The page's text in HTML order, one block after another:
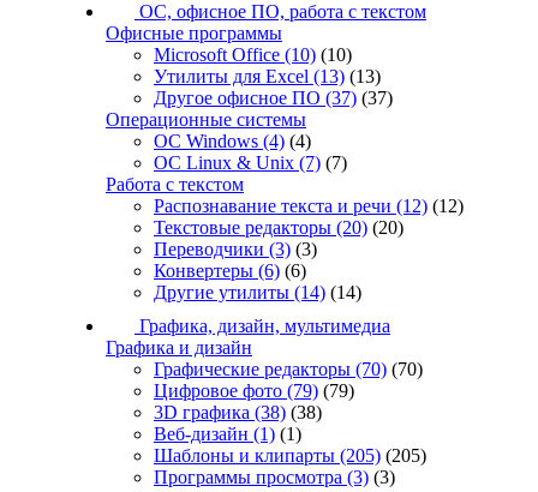
ОС, офисное ПО, работа с текстом
Офисные программы
Microsoft Office (10) (10)
Утилиты для Excel (13) (13)
Другое офисное ПО (37) (37)
Операционные системы
ОС Windows (4) (4)
ОС Linux & Unix (7) (7)
Работа с текстом
Распознавание текста и речи (12) (12)
Текстовые редакторы (20) (20)
Переводчики (3) (3)
Конвертеры (6) (6)
Другие утилиты (14) (14)
Графика, дизайн, мультимедиа
Графика и дизайн
Графические редакторы (70) (70)
Цифровое фото (79) (79)
3D графика (38) (38)
Веб-дизайн (1) (1)
Шаблоны и клипарты (205) (205)
Программы просмотра (3) (3)